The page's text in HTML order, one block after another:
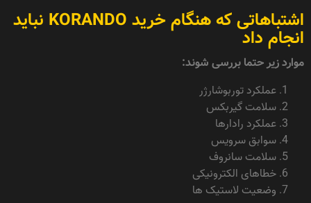
اشتباهاتی که هنگام خرید KORANDO نباید
انجام داد
موارد زیر حتما بررسی شوند:
عملکرد توربوشارژر
سلامت گیربکس
عملکرد رادارها
سوابق سرویس
سلامت سانروف
خطاهای الکترونیکی
وضعیت لاستیک ها